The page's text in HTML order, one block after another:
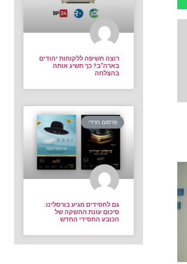
רוצה חשיפה ללקוחות יהודים
בארה”ב? כך תשיג אותה
בהצלחה
פרסום חרדי
גם לחסידים מגיע בורסלינו:
סיכום עונת ההשקה של
הכובע החסידי החדש